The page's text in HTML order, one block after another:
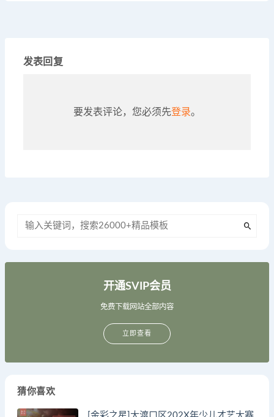
发表回复
要发表评论，您必须先登录。
开通SVIP会员
免费下载网站全部内容
立即查看
猜你喜欢